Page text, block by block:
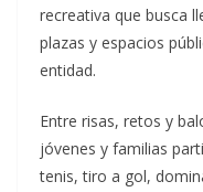
recreativa que busca
plazas y espacios
entidad.
Entre risas, retos y
jóvenes y familias
tenis, tiro a gol,